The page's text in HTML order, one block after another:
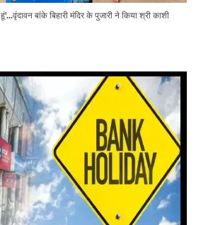
बांके बिहारी मंदिर के पुजारी ने किया श्री काशी